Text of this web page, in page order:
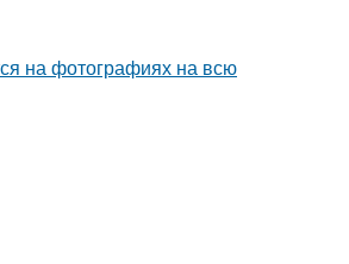
на фотографиях на всю